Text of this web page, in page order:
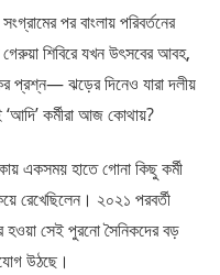
পর বাংলায় পরিবর্তনের
গেরুয়া শিবিরে যখন উৎসবের আবহ,
ঝড়ের দিনেও যারা দলীয়
কর্মীরা আজ কোথায়?
একসময় হাতে গোনা কিছু কর্মী
রেখেছিলেন। ২০২১ পরবর্তী
হওয়া সেই পুরনো সৈনিকদের বড়
উঠছে।